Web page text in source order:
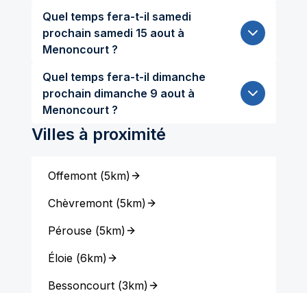
Quel temps fera-t-il samedi
prochain samedi 15 aout à
Menoncourt ?
Quel temps fera-t-il dimanche
prochain dimanche 9 aout à
Menoncourt ?
Villes à proximité
Offemont(5km)
Chèvremont(5km)
Pérouse(5km)
Éloie(6km)
Bessoncourt(3km)